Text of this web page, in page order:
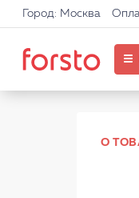
Город: Москва
О